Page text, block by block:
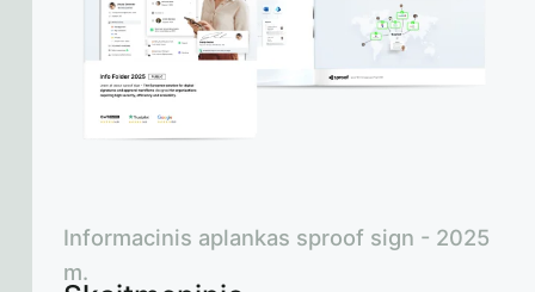
Informacinis aplankas sproof sign - 2025
m.